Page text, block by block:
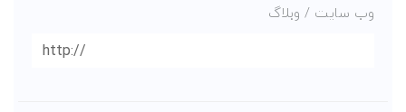
وب سایت / وبلاگ